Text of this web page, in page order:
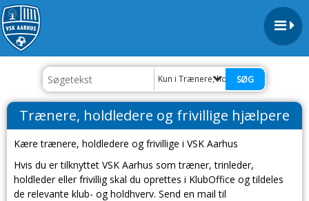
Kun i Trænere, holdledere og
Trænere, holdledere og frivillige hjælpere
Kære trænere, holdledere og frivillige i VSK Aarhus
Hvis du er tilknyttet VSK Aarhus som træner, trinleder,
holdleder eller frivillig skal du oprettes i KlubOffice og tildeles
de relevante klub- og holdhverv. Send en mail til